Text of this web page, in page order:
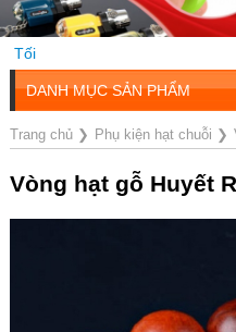
DANH MỤC SẢN PHẨM
Trang chủ❯ Phụ kiện hạt chuỗi ❯
Vòng hạt gỗ Huyết